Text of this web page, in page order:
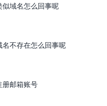
域名怎么回事呢
不存在怎么回事呢
册邮箱账号